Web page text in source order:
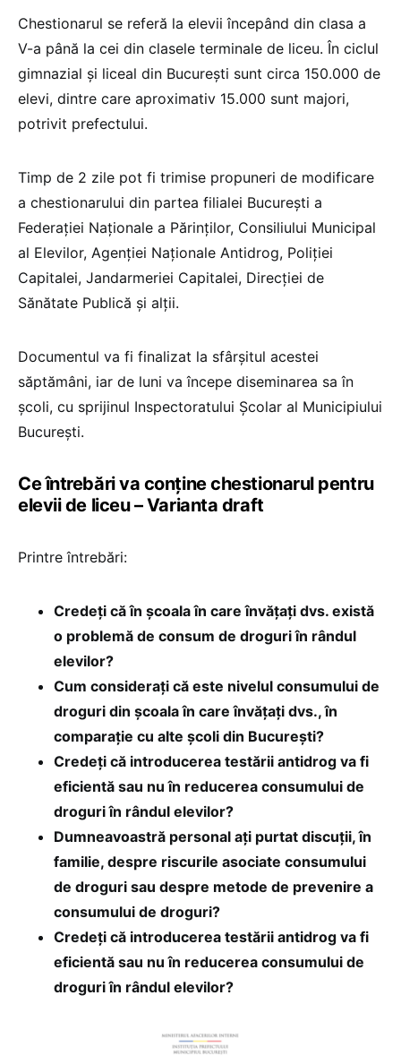
Chestionarul se referă la elevii începând din clasa a
V-a până la cei din clasele terminale de liceu. În ciclul
gimnazial şi liceal din Bucureşti sunt circa 150.000 de
elevi, dintre care aproximativ 15.000 sunt majori,
potrivit prefectului.
Timp de 2 zile pot fi trimise propuneri de modificare
a chestionarului din partea filialei Bucureşti a
Federaţiei Naţionale a Părinţilor, Consiliului Municipal
al Elevilor, Agenţiei Naţionale Antidrog, Poliţiei
Capitalei, Jandarmeriei Capitalei, Direcţiei de
Sănătate Publică și alții.
Documentul va fi finalizat la sfârşitul acestei
săptămâni, iar de luni va începe diseminarea sa în
şcoli, cu sprijinul Inspectoratului Şcolar al Municipiului
Bucureşti.
Ce întrebări va conține chestionarul pentru
elevii de liceu – Varianta draft
Printre întrebări:
Credeți că în școala în care învățați dvs. există
o problemă de consum de droguri în rândul
elevilor?
Cum considerați că este nivelul consumului de
droguri din școala în care învățați dvs., în
comparație cu alte şcoli din București?
Credeți că introducerea testării antidrog va fi
eficientă sau nu în reducerea consumului de
droguri în rândul elevilor?
Dumneavoastră personal ați purtat discuții, în
familie, despre riscurile asociate consumului
de droguri sau despre metode de prevenire a
consumului de droguri?
Credeți că introducerea testării antidrog va fi
eficientă sau nu în reducerea consumului de
droguri în rândul elevilor?